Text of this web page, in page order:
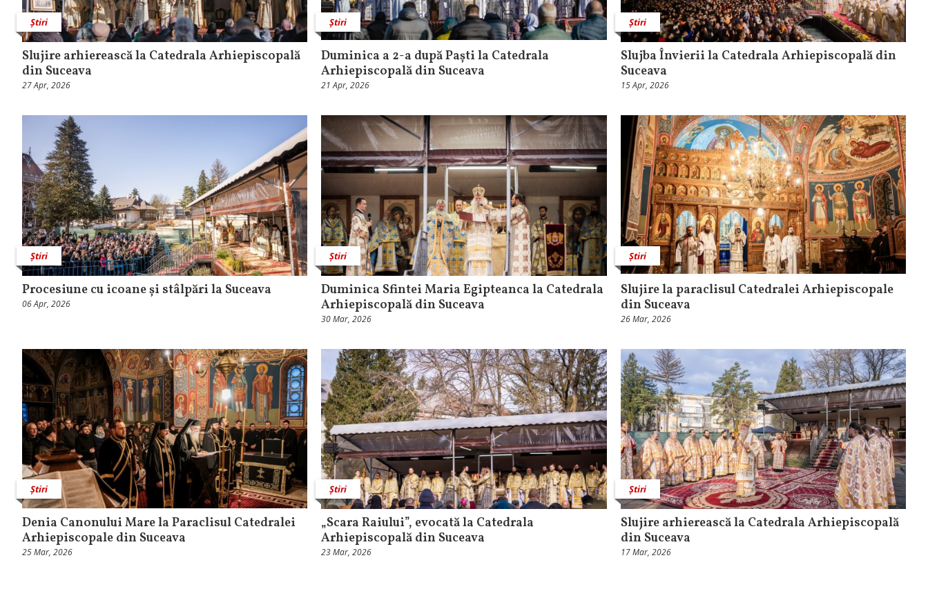
Știri
Slujire arhierească la Catedrala Arhiepiscopală
din Suceava
27 Apr, 2026
Știri
Duminica a 2-a după Paști la Catedrala
Arhiepiscopală din Suceava
21 Apr, 2026
Știri
Slujba Învierii la Catedrala Arhiepiscopală din
Suceava
15 Apr, 2026
Știri
Procesiune cu icoane și stâlpări la Suceava
06 Apr, 2026
Știri
Duminica Sfintei Maria Egipteanca la Catedrala
Arhiepiscopală din Suceava
30 Mar, 2026
Știri
Slujire la paraclisul Catedralei Arhiepiscopale
din Suceava
26 Mar, 2026
Știri
Denia Canonului Mare la Paraclisul Catedralei
Arhiepiscopale din Suceava
25 Mar, 2026
Știri
„Scara Raiului”, evocată la Catedrala
Arhiepiscopală din Suceava
23 Mar, 2026
Știri
Slujire arhierească la Catedrala Arhiepiscopală
din Suceava
17 Mar, 2026